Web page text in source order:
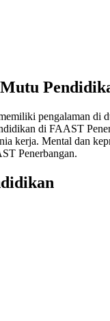
pengalaman di
di FAAST
kerja. Mental dan
Penerbangan.